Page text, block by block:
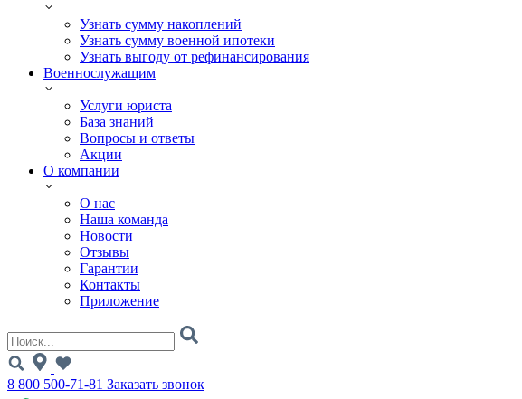
Узнать сумму накоплений
Узнать сумму военной ипотеки
Узнать выгоду от рефинансирования
Военнослужащим
Услуги юриста
База знаний
Вопросы и ответы
Акции
О компании
О нас
Наша команда
Новости
Отзывы
Гарантии
Контакты
Приложение
8 800 500-71-81 Заказать звонок